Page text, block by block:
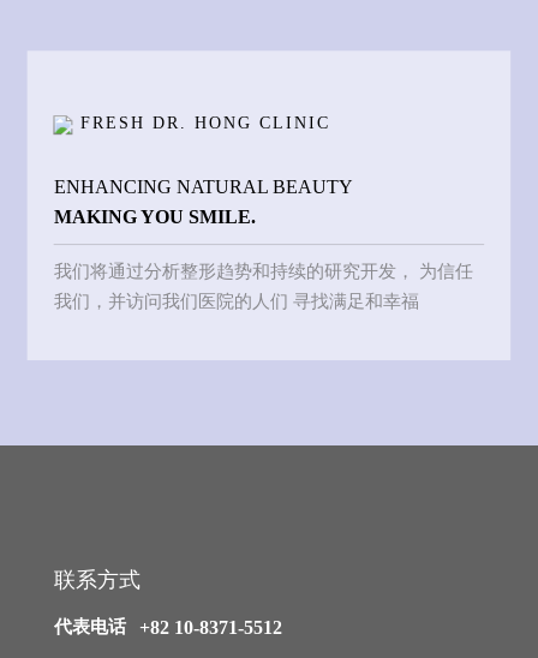
FRESH DR. HONG CLINIC
ENHANCING NATURAL BEAUTY
MAKING YOU SMILE.
我们将通过分析整形趋势和持续的研究开发，
为信任
我们，并访问我们医院的人们 寻找满足和幸福
联系方式
代表电话 +82 10-8371-5512